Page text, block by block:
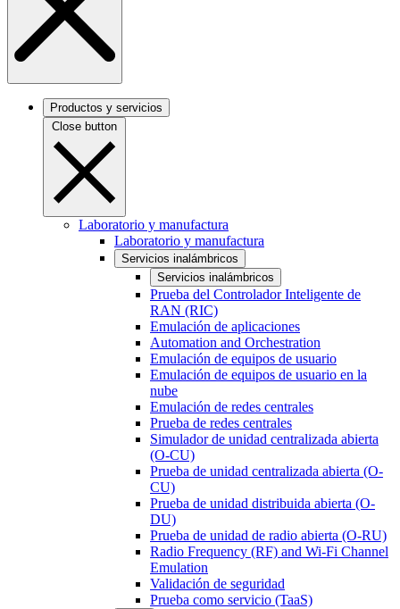
Productos y servicios
Close button
Laboratorio y manufactura
Laboratorio y manufactura
Servicios inalámbricos
Servicios inalámbricos
Prueba del Controlador Inteligente de
RAN (RIC)
Emulación de aplicaciones
Automation and Orchestration
Emulación de equipos de usuario
Emulación de equipos de usuario en la
nube
Emulación de redes centrales
Prueba de redes centrales
Simulador de unidad centralizada abierta
(O-CU)
Prueba de unidad centralizada abierta (O-
CU)
Prueba de unidad distribuida abierta (O-
DU)
Prueba de unidad de radio abierta (O-RU)
Radio Frequency (RF) and Wi-Fi Channel
Emulation
Validación de seguridad
Prueba como servicio (TaaS)